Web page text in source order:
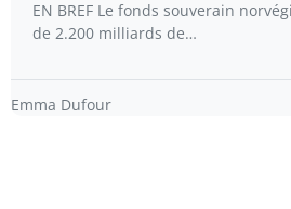
EN BREF Le fonds souverain
de 2.200 milliards de…
Emma Dufour